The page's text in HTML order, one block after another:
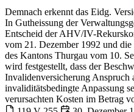
Demnach erkennt das Eidg.
In Gutheissung der
Entscheid der AHV/IV-
vom 21. Dezember 1992 und
des Kantons Thurgau vom 10.
wird festgestellt, dass der
Invalidenversicherung Anspruch
invaliditätsbedingte Anpassung
verursachten Kosten im Betrag